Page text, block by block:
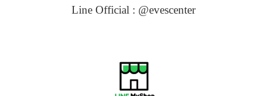
Line Official : @evescenter